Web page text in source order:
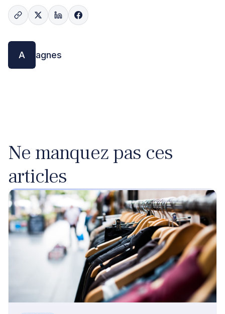
A agnes
Ne manquez pas ces
articles